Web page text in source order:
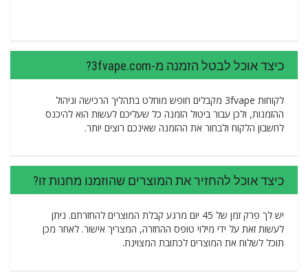
כיצד אוכל לבטל הזמנה מ-3fvape.com?
לקוחות 3fvape מקבלים חופש מוחלט בתהליך הרכישה וניהול
ההזמנות, ולכן עבור ביטול הזמנה כל שעליכם לעשות הוא להיכנס
לחשבון הלקוח ולבחור את ההזמנה שאינכם רוצים יותר.
כיצד אוכל להחזיר את המוצרים שהוזמנו מחנות זו?
יש לך פרק זמן של 45 יום מרגע קבלת המוצרים להחזרתם. ניתן
לעשות זאת על ידי מילוי טופס ההחזרה, המצריך אישור. לאחר מכן
תוכל לשלוח את המוצרים לכתובת המצוינת.